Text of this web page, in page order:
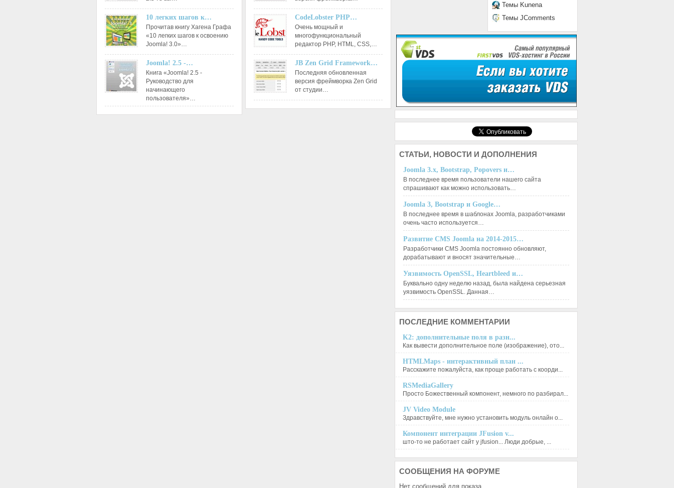
10 легких шагов к…
Прочитав книгу Хагена Графа
«10 легких шагов к освоению
Joomla! 3.0»…
Joomla! 2.5 -…
Книга «Joomla! 2.5 -
Руководство для
начинающего
пользователя»…
CodeLobster PHP…
Очень мощный и
многофункциональный
редактор РНР, HTML, CSS,…
JB Zen Grid Framework…
Последняя обновленная
версия фреймворка Zen Grid
от студии…
Темы Kunena
Темы JComments
СТАТЬИ, НОВОСТИ И ДОПОЛНЕНИЯ
Joomla 3.x, Bootstrap, Popovers и…
В последнее время пользователи нашего сайта
спрашивают как можно использовать…
Joomla 3, Bootstrap и Google…
В последнее время в шаблонах Joomla, разработчиками
очень часто используется…
Развитие CMS Joomla на 2014-2015…
Разработчики CMS Joomla постоянно обновляют,
дорабатывают и вносят значительные…
Уязвимость OpenSSL, Heartbleed и…
Буквально одну неделю назад, была найдена серьезная
уязвимость OpenSSL. Данная…
ПОСЛЕДНИЕ КОММЕНТАРИИ
K2: дополнительные поля в разн...
Как вывести дополнительное поле (изображение), ото...
HTMLMaps - интерактивный план ...
Расскажите пожалуйста, как проще работать с коорди...
RSMediaGallery
Просто Божественный компонент, немного по разбирал...
JV Video Module
Здравствуйте, мне нужно установить модуль онлайн о...
Компонент интеграции JFusion v...
што-то не работает сайт у jfusion... Люди добрые, ...
СООБЩЕНИЯ НА ФОРУМЕ
Нет сообщений для показа